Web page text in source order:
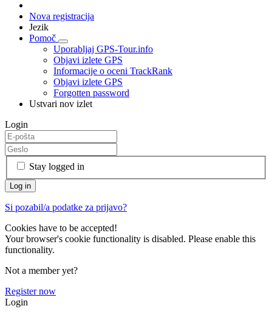
Nova registracija
Jezik
Pomoč
Uporabljaj GPS-Tour.info
Objavi izlete GPS
Informacije o oceni TrackRank
Objavi izlete GPS
Forgotten password
Ustvari nov izlet
Login
Stay logged in
Si pozabil/a podatke za prijavo?
Cookies have to be accepted!
Your browser's cookie functionality is disabled. Please enable this
functionality.
Not a member yet?
Register now
Login